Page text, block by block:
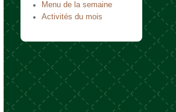
Menu de la semaine
Activités du mois